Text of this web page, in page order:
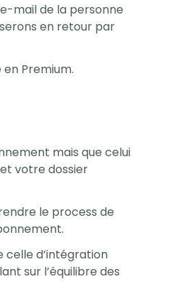
e-mail de la personne
en retour par
Premium.
mais que celui
votre dossier
le process de
d’intégration
sur l’équilibre des